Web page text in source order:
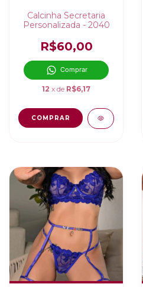
Calcinha Secretaria
Personalizada - 2040
R$60,00
Comprar
12 x de R$6,17
COMPRAR